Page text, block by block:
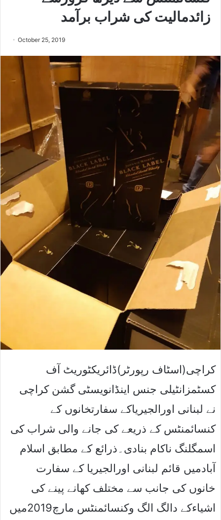
زائدمالیت کی شراب برآمد
October 25, 2019
کراچی(اسٹاف رپورٹر)ڈائریکٹوریٹ آف
کسٹمزانٹیلی جنس اینڈانویسٹی گشن کراچی
نے لبنانی اورالجیریاکے سفارتخانوں کے
کنسائمنٹس کے ذریعے کی جانے والی شراب کی
اسمگلنگ ناکام بنادی۔ذرائع کے مطابق اسلام
آبادمیں قائم لبنانی اورالجیریا کے سفارت
خانوں کی جانب سے مختلف کھانے پینے کی
اشیاءکے دالگ الگ وکنسائمنٹس مارچ2019میں